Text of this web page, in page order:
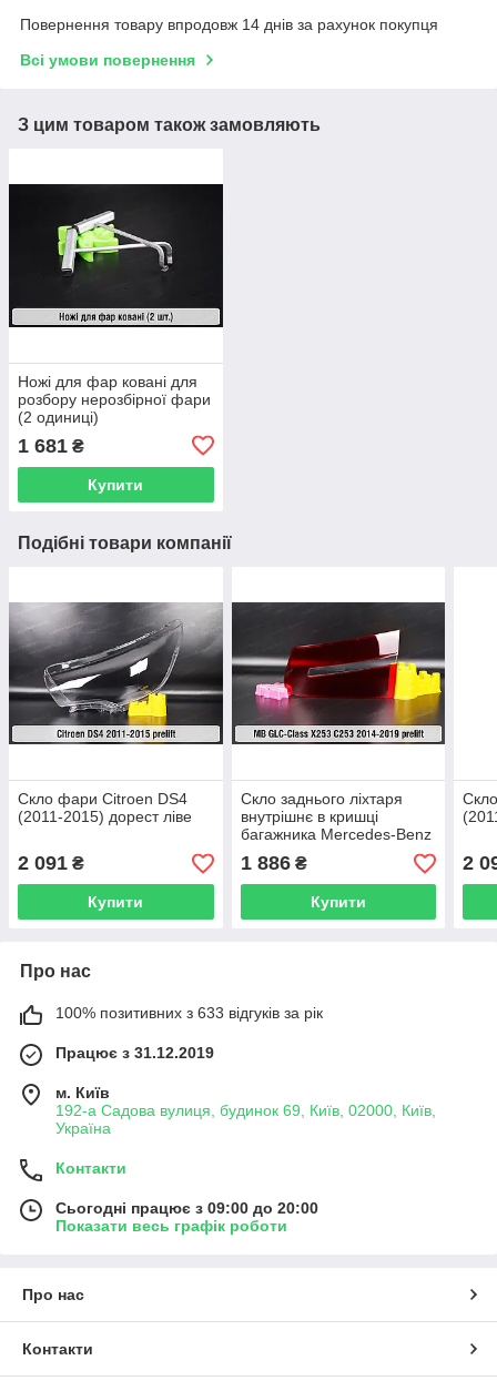
Повернення товару впродовж 14 днів за рахунок покупця
Всі умови повернення
З цим товаром також замовляють
Ножі для фар ковані для
розбору нерозбірної фари
(2 одиниці)
1 681 ₴
Купити
Подібні товари компанії
Скло фари Citroen DS4
(2011-2015) дорест ліве
2 091 ₴
Купити
Скло заднього ліхтаря
внутрішнє в кришці
багажника Mercedes-Benz
GLC-Class X253 C253
(2014-2019) дорест праве
1 886₴
Купити
2
Про нас
100% позитивних з 633 відгуків за рік
Працює з 31.12.2019
м. Київ
192-а Садова вулиця, будинок 69, Київ, 02000, Київ,
Україна
Контакти
Сьогодні працює з 09:00 до 20:00
Показати весь графік роботи
Про нас
Контакти